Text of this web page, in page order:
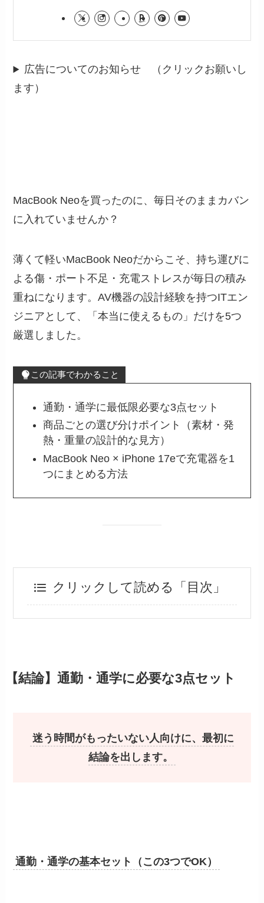
広告についてのお知らせ （クリックお願いし
ます）
MacBook Neoを買ったのに、毎日そのままカバン
に入れていませんか？
薄くて軽いMacBook Neoだからこそ、持ち運びに
よる傷・ポート不足・充電ストレスが毎日の積み
重ねになります。AV機器の設計経験を持つITエン
ジニアとして、「本当に使えるもの」だけを5つ
厳選しました。
この記事でわかること
通勤・通学に最低限必要な3点セット
商品ごとの選び分けポイント（素材・発
熱・重量の設計的な見方）
MacBook Neo × iPhone 17eで充電器を1
つにまとめる方法
クリックして読める「目次」
【結論】通勤・通学に必要な3点セット
迷う時間がもったいない人向けに、最初に
結論を出します。
通勤・通学の基本セット（この3つでOK）